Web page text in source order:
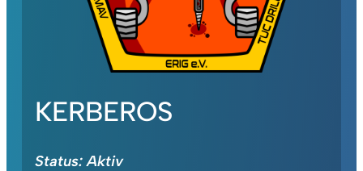
KERBEROS
Status: Aktiv